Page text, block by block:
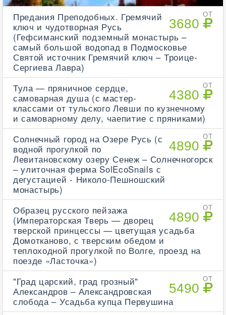
ОТ
3680
Предания Преподобных. Гремячий
ключ и чудотворная Русь
(Гефсиманский подземный монастырь –
самый большой водопад в Подмосковье
Святой источник Гремячий ключ – Троице-
Сергиева Лавра)
ОТ
4380
Тула — пряничное сердце,
самоварная душа (с мастер-
классами от тульского Левши по кузнечному
и самоварному делу, чаепитие с пряниками)
ОТ
4890
Солнечный город на Озере Русь (с
водной прогулкой по
Левитановскому озеру Сенеж – Солнечногорск
– улиточная ферма SolEcoSnails с
дегустацией - Николо-Пешношский
монастырь)
ОТ
4890
Образец русского пейзажа
(Императорская Тверь — дворец
тверской принцессы — цветущая усадьба
Домотканово, с тверским обедом и
теплоходной прогулкой по Волге, проезд на
поезде «Ласточка»)
ОТ
5490
"Град царский, град грозный"
Александров – Александровская
слобода – Усадьба купца Первушина